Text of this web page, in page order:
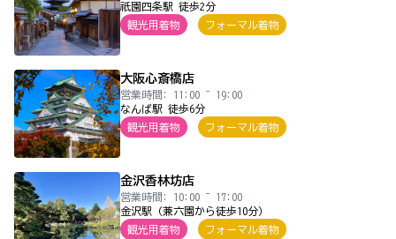
祇園四条駅 徒歩2分
観光用着物
フォーマル着物
大阪心斎橋店
営業時間: 11:00 ~ 19:00
なんば駅 徒歩6分
観光用着物
フォーマル着物
金沢香林坊店
営業時間: 10:00 ~ 17:00
金沢駅（兼六園から徒歩10分）
観光用着物
フォーマル着物